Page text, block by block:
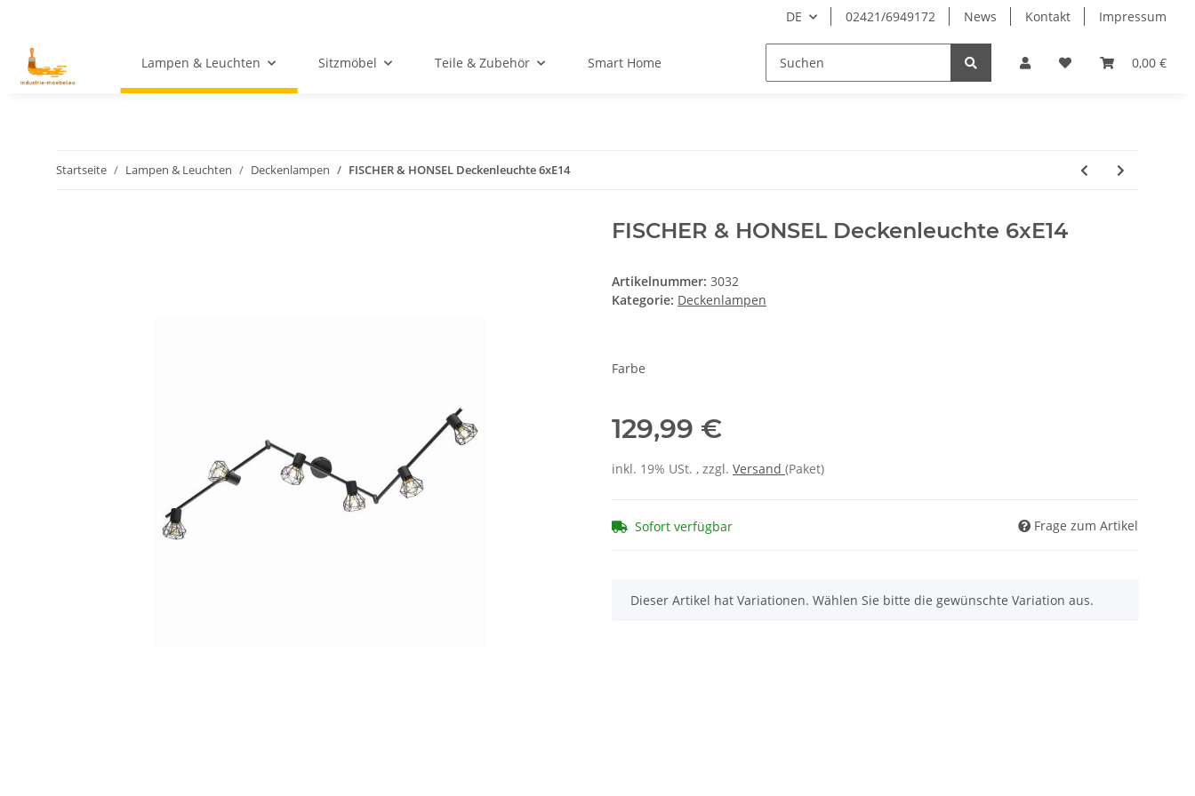
DE 02421/6949172 News Kontakt Impressum
0,00 €
Lampen & Leuchten Sitzmöbel Teile & Zubehör Smart Home
Startseite Lampen & Leuchten Deckenlampen FISCHER & HONSEL Deckenleuchte 6xE14
FISCHER & HONSEL Deckenleuchte 6xE14
Artikelnummer: 3032
Kategorie: Deckenlampen
Farbe
129,99 €
inkl. 19% USt. , zzgl. Versand (Paket)
Sofort verfügbar Frage zum Artikel
x
Dieser Artikel hat Variationen. Wählen Sie bitte die gewünschte Variation aus.